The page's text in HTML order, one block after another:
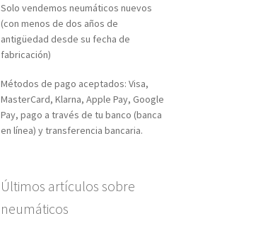
Solo vendemos neumáticos nuevos
(con menos de dos años de
antigüedad desde su fecha de
fabricación)
Métodos de pago aceptados: Visa,
MasterCard, Klarna, Apple Pay, Google
Pay, pago a través de tu banco (banca
en línea) y transferencia bancaria.
Últimos artículos sobre
neumáticos